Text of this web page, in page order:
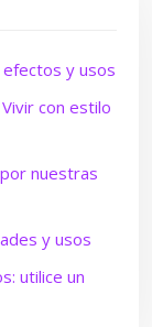
efectos y usos
con estilo
nuestras
y usos
utilice un